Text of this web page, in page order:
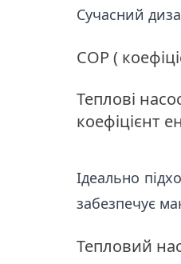
Сучасний
COP (
Теплові
коефіцієнт
Ідеально
забезпечує
Тепловий